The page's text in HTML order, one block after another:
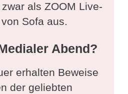
als ZOOM Live-
Sofa aus.
Abend?
erhalten Beweise
der geliebten